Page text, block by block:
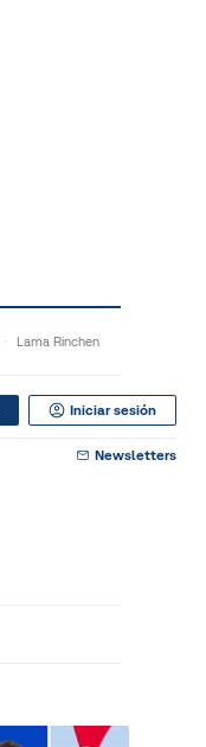
Lama Rinchen
Iniciar sesión
Newsletters